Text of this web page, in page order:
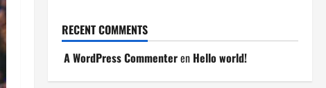
RECENT COMMENTS
A WordPress Commenteren Hello world!